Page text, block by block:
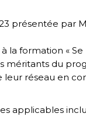
présentée
formation «
méritants du
réseau en
applicables